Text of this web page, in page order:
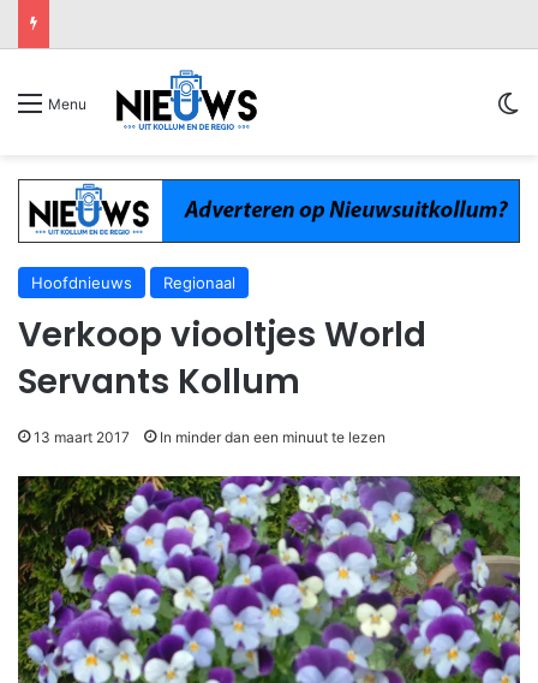
Menu
Hoofdnieuws Regionaal
Verkoop viooltjes World
Servants Kollum
13 maart 2017 In minder dan een minuut te lezen